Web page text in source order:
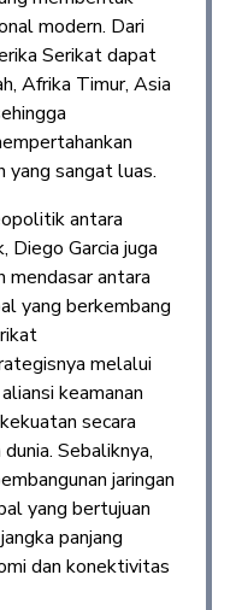
modern. Dari
Serikat dapat
Afrika Timur, Asia
yang sangat luas.
antara
Diego Garcia juga
mendasar antara
yang berkembang
melalui
keamanan
secara
Sebaliknya,
jaringan
yang bertujuan
panjang
dan konektivitas